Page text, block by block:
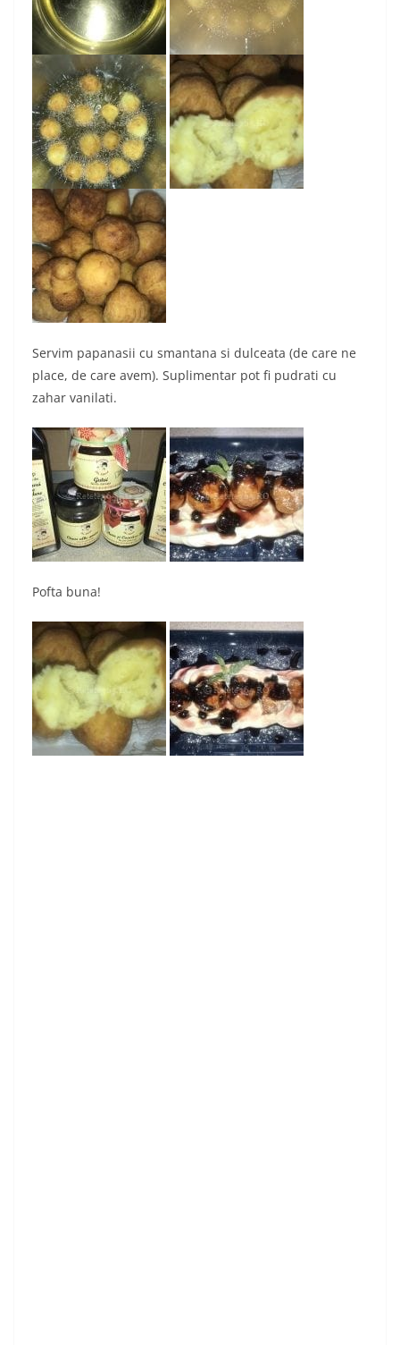
Servim papanasii cu smantana si dulceata (de care ne
place, de care avem). Suplimentar pot fi pudrati cu
zahar vanilati.
Pofta buna!